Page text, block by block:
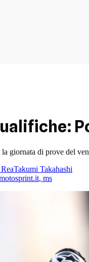
giornata di prove del
Takumi Takahashi
, ms